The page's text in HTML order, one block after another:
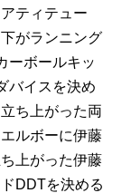
ティテュー
がランニング
ーボールキッ
バイスを決め
ち上がった両
ルボーに伊藤
上がった伊藤
DDTを決める